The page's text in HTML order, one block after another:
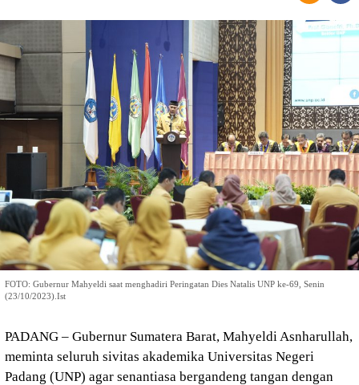
FOTO: Gubernur Mahyeldi saat menghadiri Peringatan Dies Natalis UNP ke-69, Senin
(23/10/2023).Ist
PADANG – Gubernur Sumatera Barat, Mahyeldi Asnharullah,
meminta seluruh sivitas akademika Universitas Negeri
Padang (UNP) agar senantiasa bergandeng tangan dengan